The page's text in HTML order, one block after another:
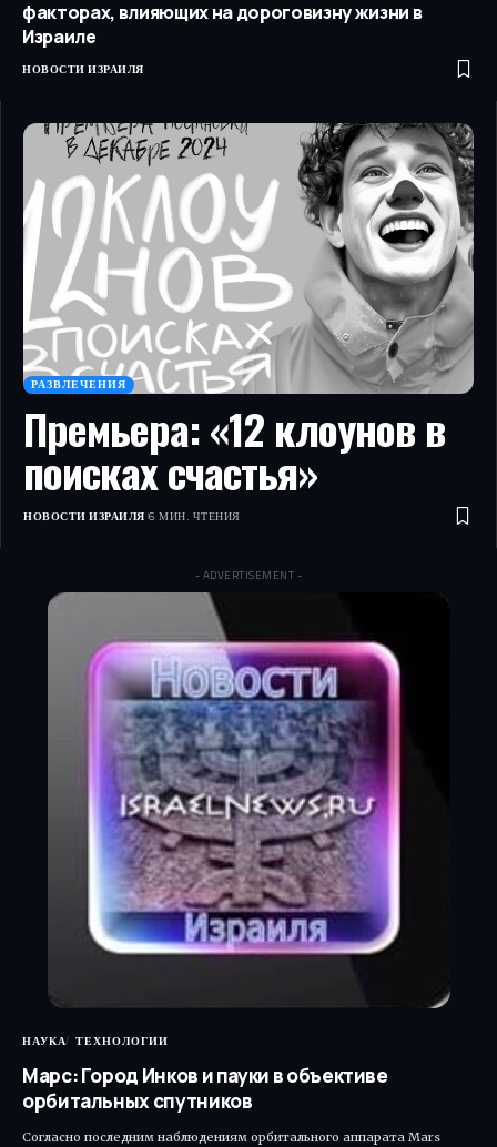
факторах, влияющих на дороговизну жизни в
Израиле
НОВОСТИ ИЗРАИЛЯ
РАЗВЛЕЧЕНИЯ
Премьера: «12 клоунов в
поисках счастья»
НОВОСТИ ИЗРАИЛЯ 6 МИН. ЧТЕНИЯ
- ADVERTISEMENT -
НАУКА ТЕХНОЛОГИИ
Марс: Город Инков и пауки в объективе
орбитальных спутников
Согласно последним наблюдениям орбитального аппарата Mars